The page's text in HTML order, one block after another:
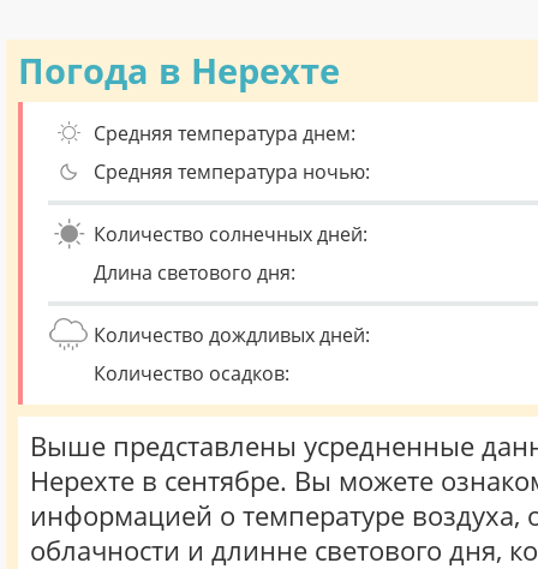
Погода в Нерехте
Средняя температура днем:
Средняя температура ночью:
Количество солнечных дней:
Длина светового дня:
Количество дождливых дней:
Количество осадков:
Выше представлены усредненные
Нерехте в сентябре. Вы можете
информацией о температуре воздуха,
облачности и длинне светового дня,